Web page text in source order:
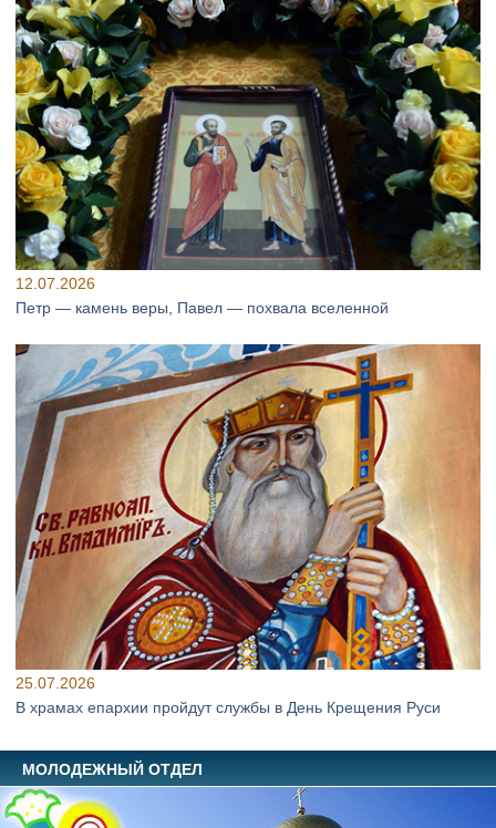
12.07.2026
Петр — камень веры, Павел — похвала вселенной
25.07.2026
В храмах епархии пройдут службы в День Крещения Руси
МОЛОДЕЖНЫЙ ОТДЕЛ